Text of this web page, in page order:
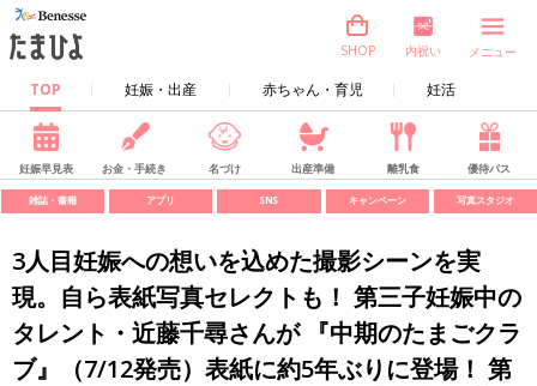
TOP 妊娠・出産 赤ちゃん・育児 妊活
SHOP 内祝い メニュー
妊娠早見表 お金・手続き 名づけ 出産準備 離乳食 優待パス
雑誌・書籍 アプリ SNS キャンペーン 写真スタジオ
3人目妊娠への想いを込めた撮影シーンを実
現。自ら表紙写真セレクトも！ 第三子妊娠中の
タレント・近藤千尋さんが 『中期のたまごクラ
ブ』（7/12発売）表紙に約5年ぶりに登場！ 第